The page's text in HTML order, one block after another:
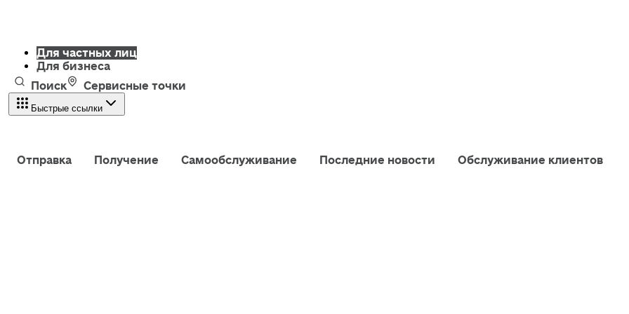
Для частных лиц
Для бизнеса
Поиск
Сервисные точки
Быстрые ссылки
Отправка Получение Самообслуживание Последние новости Обслуживание клиентов